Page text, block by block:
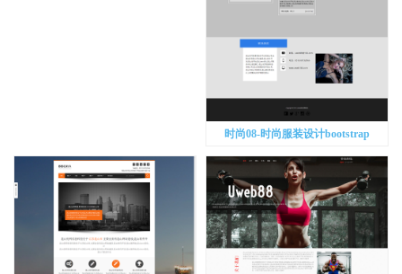
时尚08-时尚服装设计bootstrap